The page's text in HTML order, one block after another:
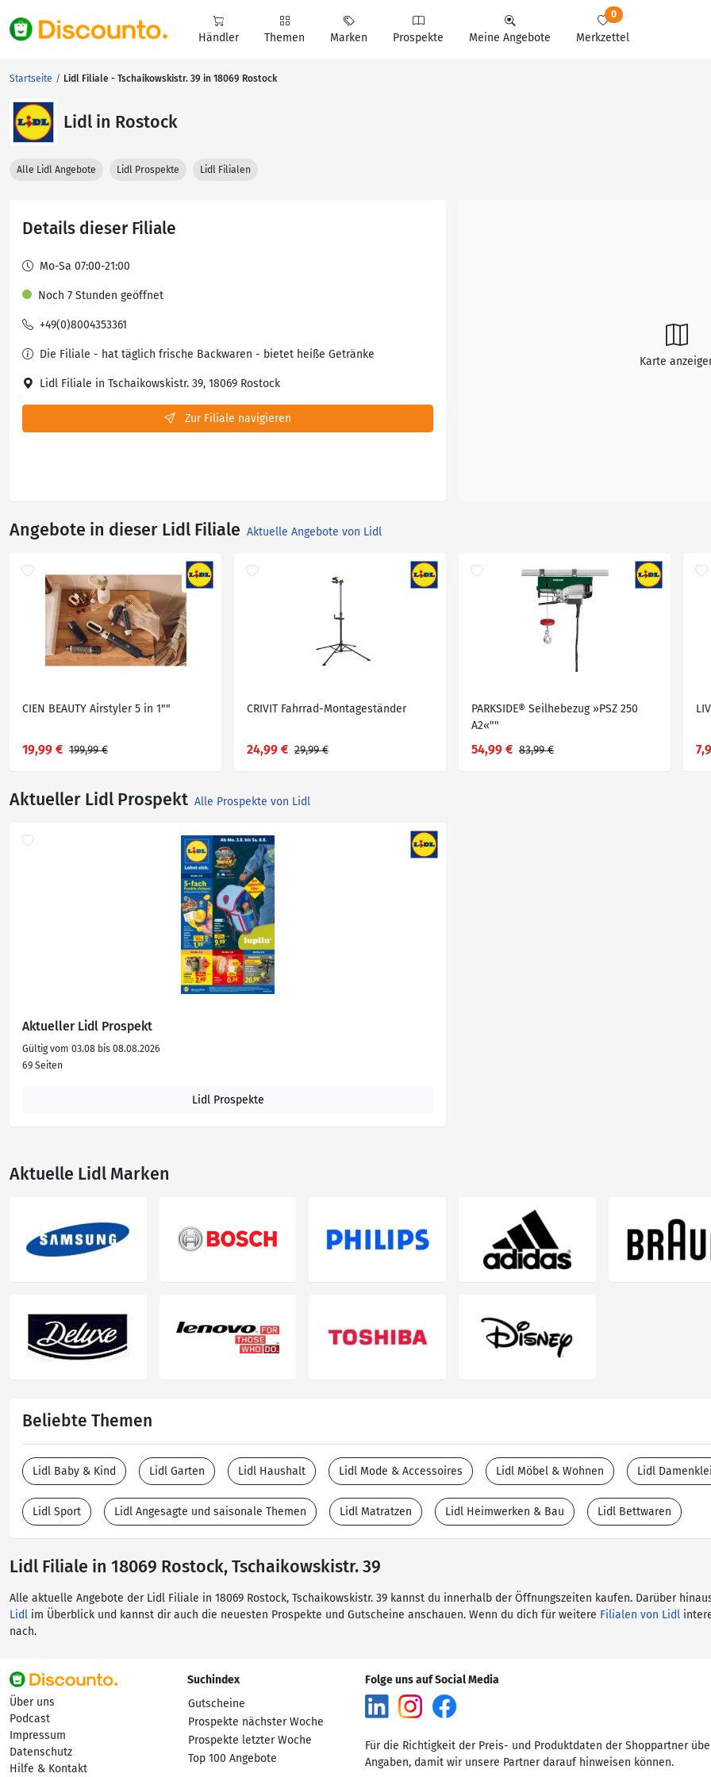
Händler Themen Marken Prospekte Meine Angebote Merkzettel
0
Startseite Lidl Filiale - Tschaikowskistr. 39 in 18069 Rostock
Lidl in Rostock
Alle Lidl Angebote Lidl Prospekte Lidl Filialen
Details dieser Filiale
Mo-Sa 07:00-21:00
Noch 7 Stunden geöffnet
+49(0)8004353361
Die Filiale - hat täglich frische Backwaren - bietet heiße Getränke
Lidl Filiale in Tschaikowskistr. 39, 18069 Rostock
Zur Filiale navigieren
Karte
Angebote in dieser Lidl Filiale Aktuelle Angebote von Lidl
CIEN BEAUTY Airstyler 5 in 1""
19,99 € 199,99 €
CRIVIT Fahrrad-Montageständer
24,99 € 29,99 €
PARKSIDE® Seilhebezug »PSZ 250
A2«""
54,99 € 83,99 €
Aktueller Lidl Prospekt Alle Prospekte von Lidl
Aktueller Lidl Prospekt
Gültig vom 03.08 bis 08.08.2026
69 Seiten
Lidl Prospekte
Aktuelle Lidl Marken
Beliebte Themen
Lidl Baby & Kind Lidl Garten Lidl Haushalt Lidl Mode & Accessoires Lidl Möbel & Wohnen Lidl
Lidl Sport Lidl Angesagte und saisonale Themen Lidl Matratzen Lidl Heimwerken & Bau Lidl Bettwaren
Lidl Filiale in 18069 Rostock, Tschaikowskistr. 39
Alle aktuelle Angebote der Lidl Filiale in 18069 Rostock, Tschaikowskistr. 39 kannst du innerhalb der Öffnungszeiten kaufen. Darüber
Lidl im Überblick und kannst dir auch die neuesten Prospekte und Gutscheine anschauen. Wenn du dich für weitere Filialen von Lidl
nach.
Über uns
Podcast
Impressum
Datenschutz
Hilfe & Kontakt
Suchindex
Gutscheine
Prospekte nächster Woche
Prospekte letzter Woche
Top 100 Angebote
Folge uns auf Social Media
Für die Richtigkeit der Preis- und Produktdaten der Shoppartner
Angaben, damit wir unsere Partner darauf hinweisen können.